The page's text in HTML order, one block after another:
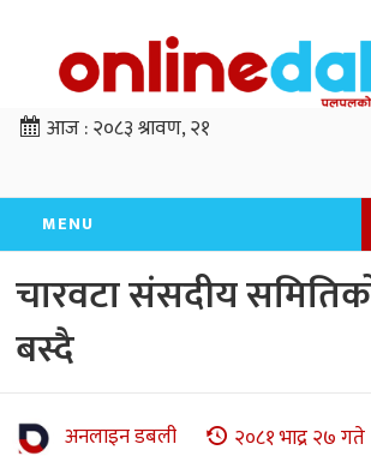
आज :२०८३ श्रावण, २१
MENU
चारवटा संसदीय
बस्दै
अनलाइन डबली २०८१ भाद्र २७